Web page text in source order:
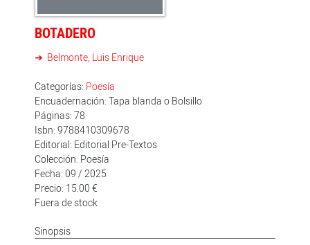
BOTADERO
Belmonte, Luis Enrique
Categorías: Poesía
Encuadernación: Tapa blanda o Bolsillo
Páginas: 78
Isbn: 9788410309678
Editorial: Editorial Pre-Textos
Colección: Poesía
Fecha: 09 / 2025
Precio: 15.00 €
Fuera de stock
Sinopsis